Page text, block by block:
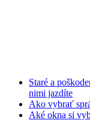
Staré a
nimi jazdíte
Ako vybrať
Aké okna si